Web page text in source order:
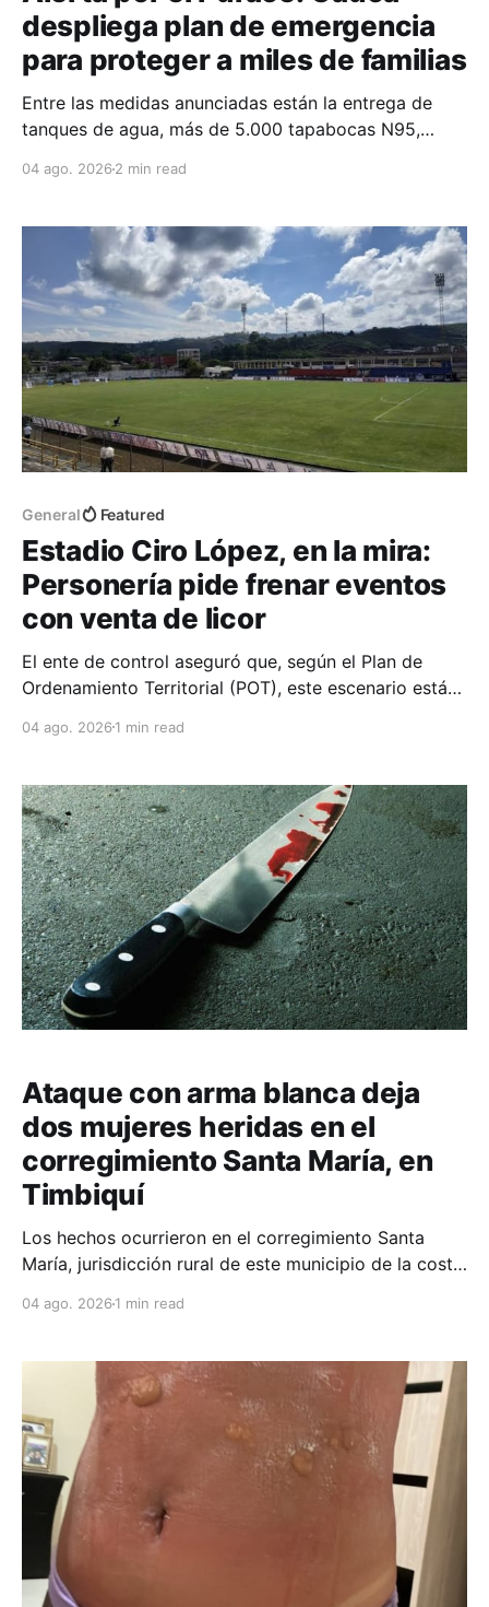
despliega plan de emergencia
para proteger a miles de familias
Entre las medidas anunciadas están la entrega de
tanques de agua, más de 5.000 tapabocas N95,
para el ganado en las zonas más impactadas.
04 ago. 2026 2 min read
General Featured
Estadio Ciro López, en la mira:
Personería pide frenar eventos
con venta de licor
El ente de control aseguró que, según el Plan de
Ordenamiento Territorial (POT), este escenario está
recreativas, por lo que el expendio de licor no estaría
04 ago. 2026 1 min read
Ataque con arma blanca deja
dos mujeres heridas en el
corregimiento Santa María, en
Timbiquí
Los hechos ocurrieron en el corregimiento Santa
María, jurisdicción rural de este municipio de la costa
04 ago. 2026 1 min read